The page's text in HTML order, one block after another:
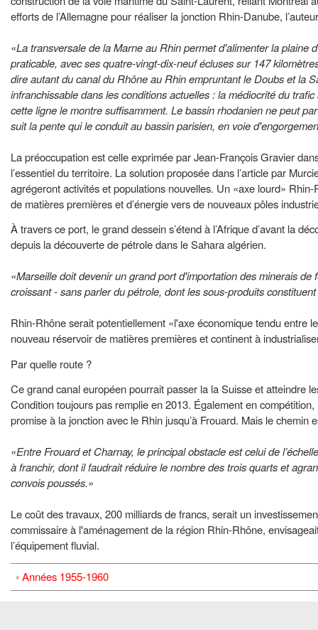
efforts de l’Allemagne pour réaliser la jonction Rhin-Danube,
«La transversale de la Marne au Rhin permet d'alimenter la
praticable, avec ses quatre-vingt-dix-neuf écluses sur 147
dire autant du canal du Rhône au Rhin empruntant le Doubs et la
infranchissable dans les conditions actuelles : la médiocrité du
cette ligne le montre suffisamment. Le bassin rhodanien ne peut
suit la pente qui le conduit au bassin parisien, en voie
La préoccupation est celle exprimée par Jean-François Gravier
l’essentiel du territoire. La solution proposée dans l’article par
agrégeront activités et populations nouvelles. Un «axe lourd»
de matières premières et d’énergie vers de nouveaux pôles
À travers ce port, le grand dessein s’étend à l’Afrique d’avant la
depuis la découverte de pétrole dans le Sahara algérien.
«Marseille doit devenir un grand port d'importation des minerais
croissant - sans parler du pétrole, dont les sous-produits
Rhin-Rhône serait potentiellement «l'axe économique tendu
nouveau réservoir de matières premières et continent à
Par quelle route ?
Ce grand canal européen pourrait passer la la Suisse et atteindre
Condition toujours pas remplie en 2013. Également en
promise à la jonction avec le Rhin jusqu’à Frouard. Mais le chemin
«Entre Frouard et Charnay, le principal obstacle est celui de
à franchir, dont il faudrait réduire le nombre des trois quarts et
convois poussés.»
Le coût des travaux, 200 milliards de francs, serait un
commissaire à l'aménagement de la région Rhin-Rhône,
l’équipement fluvial.
‹ Années 1955-1960